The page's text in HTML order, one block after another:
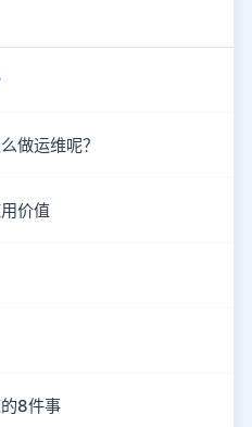
做运维呢？
价值
8件事